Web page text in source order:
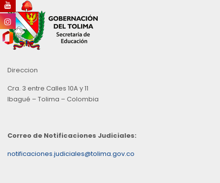
Direccion
Cra. 3 entre Calles 10A y 11
Ibagué – Tolima – Colombia
Correo de Notificaciones Judiciales:
notificaciones.judiciales@tolima.gov.co